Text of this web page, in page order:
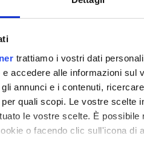
trattiamo i vostri dati
accedere alle informazioni sul
annunci e i contenuti,
quali scopi. Le vostre scelte
le vostre scelte. È
o facendo clic sull'icona di